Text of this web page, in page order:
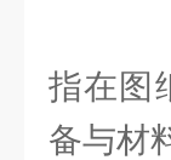
指在图
备与材